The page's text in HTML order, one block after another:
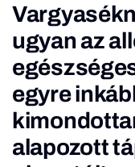
ugyan az
egyre
alapozott